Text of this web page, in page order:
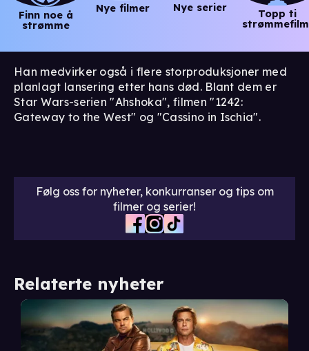
Finn noe å
strømme
Nye filmer Nye serier
Topp ti
Han medvirker også i flere storproduksjoner med
planlagt lansering etter hans død. Blant dem er
Star Wars-serien "Ahshoka", filmen "1242:
Gateway to the West" og "Cassino in Ischia".
Følg oss for nyheter, konkurranser og tips om
filmer og serier!
Relaterte nyheter